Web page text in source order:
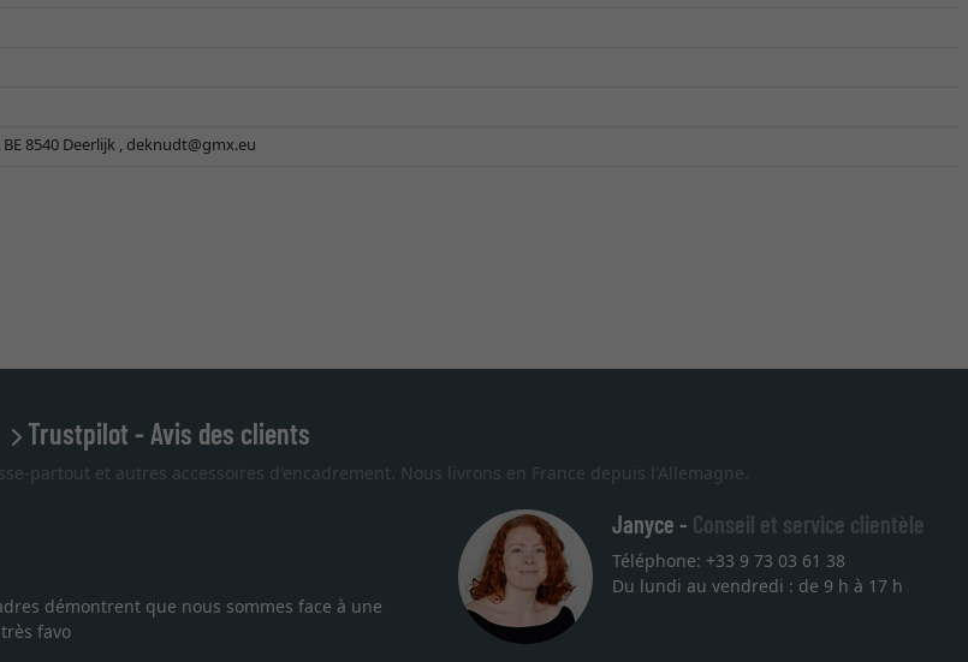
8540 Deerlijk , deknudt@gmx.eu
Trustpilot - Avis des clients
partout et autres accessoires d'encadrement. Nous livrons en France depuis l'Allemagne.
démontrent que nous sommes face à une
favo
Janyce - Conseil et service clientèle
Téléphone: +33 9 73 03 61 38
Du lundi au vendredi : de 9 h à 17 h